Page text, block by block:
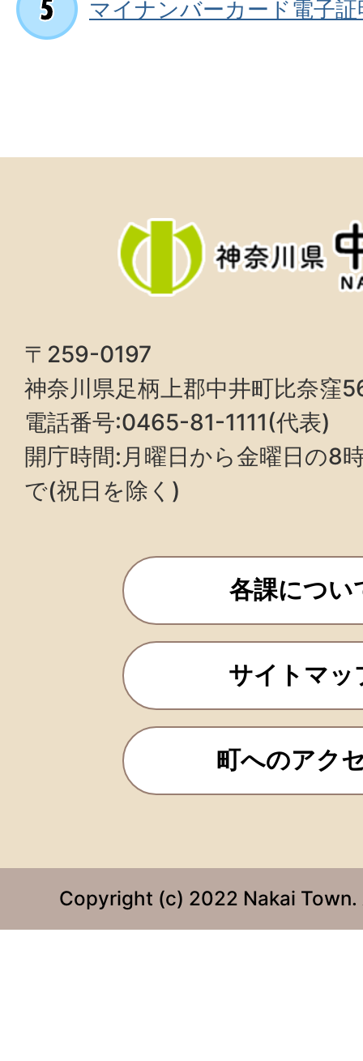
マイナンバーカード電子
〒259-0197
神奈川県足柄上郡中井町比奈窪
電話番号:0465-81-1111(代表)
開庁時間:月曜日から金曜日の8
で(祝日を除く)
各課につい
サイトマッ
町へのアク
Copyright (c) 2022 Nakai Town.